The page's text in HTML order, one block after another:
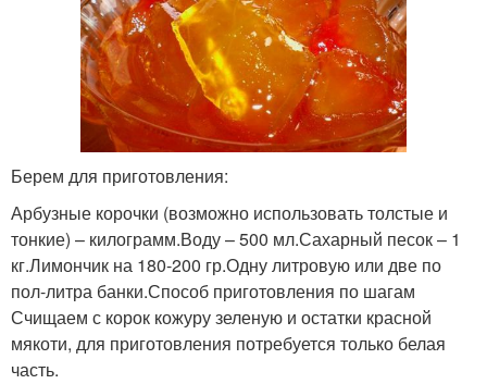
Берем для приготовления:
Арбузные корочки (возможно использовать толстые и
тонкие) – килограмм.Воду – 500 мл.Сахарный песок – 1
кг.Лимончик на 180-200 гр.Одну литровую или две по
пол-литра банки.Способ приготовления по шагам
Счищаем с корок кожуру зеленую и остатки красной
мякоти, для приготовления потребуется только белая
часть.